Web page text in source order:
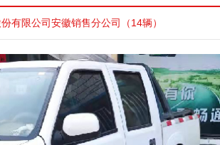
有限公司安徽销售分公司（14辆）